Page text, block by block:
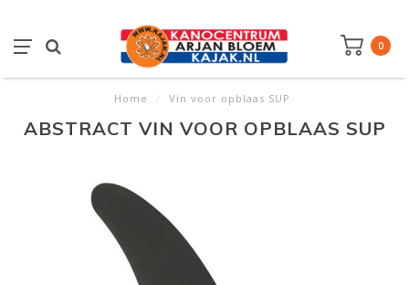
0
Home / Vin voor opblaas SUP
ABSTRACT VIN VOOR OPBLAAS SUP